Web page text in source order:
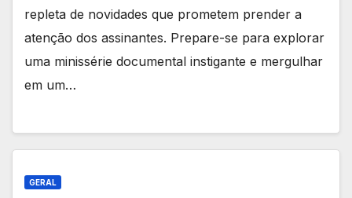
repleta de novidades que prometem prender a
atenção dos assinantes. Prepare-se para explorar
uma minissérie documental instigante e mergulhar
em um…
GERAL